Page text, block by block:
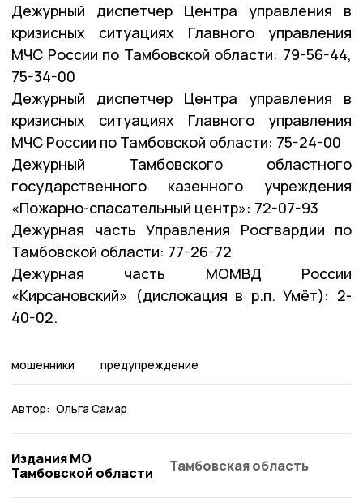
Дежурный диспетчер Центра управления в
кризисных ситуациях Главного управления
МЧС России по Тамбовской области: 79-56-44,
75-34-00
Дежурный диспетчер Центра управления в
кризисных ситуациях Главного управления
МЧС России по Тамбовской области: 75-24-00
Дежурный Тамбовского областного
государственного казенного учреждения
«Пожарно-спасательный центр»: 72-07-93
Дежурная часть Управления Росгвардии по
Тамбовской области: 77-26-72
Дежурная часть МОМВД России
«Кирсановский» (дислокация в р.п. Умёт): 2-
40-02.
мошенники предупреждение
Автор: Ольга Самар
Издания МО
Тамбовской области
Тамбовская область